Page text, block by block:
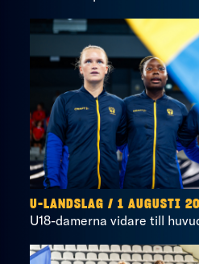
U-LANDSLAG / 1 AUGUSTI
U18-damerna vidare till